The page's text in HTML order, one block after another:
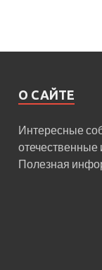
О САЙТЕ
Интересные
отечественные
Полезная